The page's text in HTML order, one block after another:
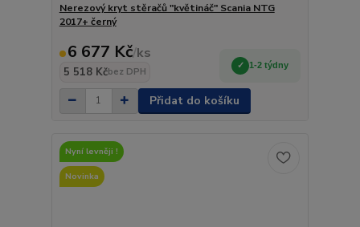
Nerezový kryt stěračů "květináč" Scania NTG
2017+ černý
6 677 Kč/ks
5 518 Kčbez DPH
1-2 týdny
Přidat do košíku
Nyní levněji !
Novinka